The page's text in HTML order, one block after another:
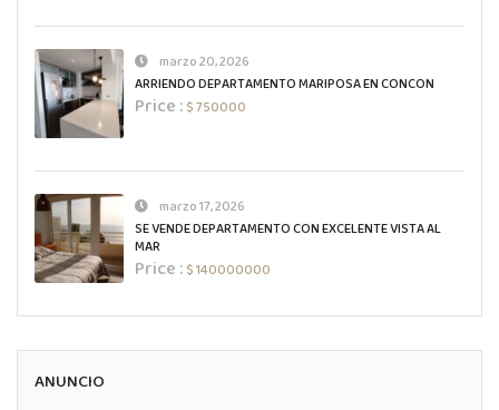
marzo 20, 2026
ARRIENDO DEPARTAMENTO MARIPOSA EN CONCON
Price :$ 750000
marzo 17, 2026
SE VENDE DEPARTAMENTO CON EXCELENTE VISTA AL
MAR
Price :$ 140000000
ANUNCIO